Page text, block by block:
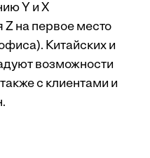
Y и Х
Z на первое место
Китайских и
возможности
с клиентами и